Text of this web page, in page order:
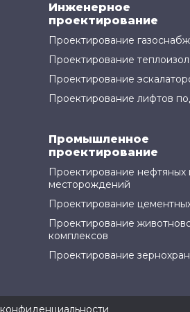
Инженерное
проектирование
Проектирование
Проектирование
Проектирование
Проектирование лифтов
Промышленное
проектирование
Проектирование нефтяных
месторождений
Проектирование
Проектирование
комплексов
Проектирование